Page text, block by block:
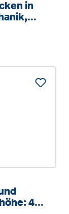
in
46